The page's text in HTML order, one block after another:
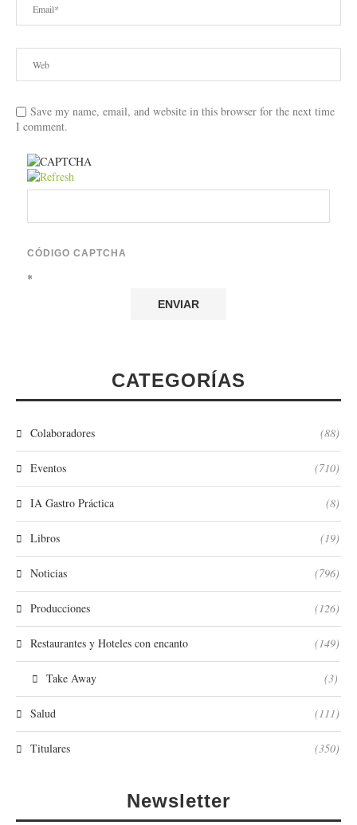
Save my name, email, and website in this browser for the next time
I comment.
CÓDIGO CAPTCHA
*
CATEGORÍAS
Colaboradores (88)
Eventos (710)
IA Gastro Práctica (8)
Libros (19)
Noticias (796)
Producciones (126)
Restaurantes y Hoteles con encanto (149)
Take Away (3)
Salud (111)
Titulares (350)
Newsletter